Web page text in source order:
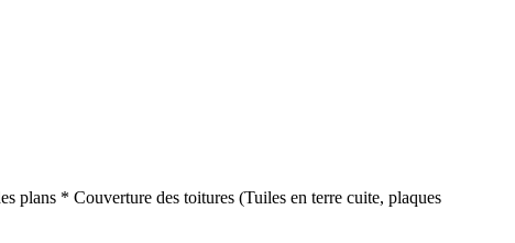
plans * Couverture des toitures (Tuiles en terre cuite, plaques